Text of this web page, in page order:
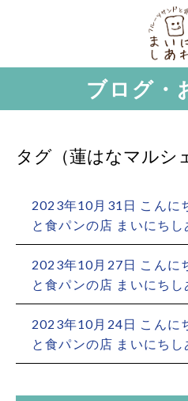
ブログ・
タグ（蓮はなマルシ
2023年10月31日 こんに
と食パンの店 まいにち
2023年10月27日 こんに
と食パンの店 まいにち
2023年10月24日 こんに
と食パンの店 まいにち